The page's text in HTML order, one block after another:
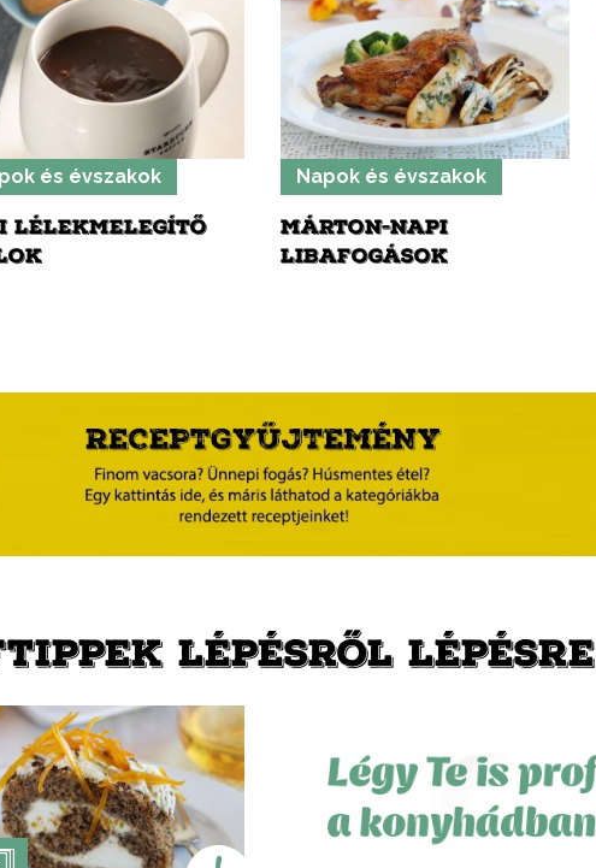
és évszakok
LÉLEKMELEGÍTŐ
Napok és évszakok
MÁRTON-NAPI
LIBAFOGÁSOK
LÉPÉSRŐL LÉPÉSRE